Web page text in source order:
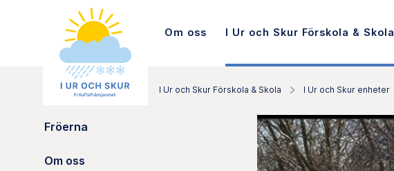
Om oss I Ur och Skur Förskola & Skola
I Ur och Skur Förskola & Skola I Ur och Skur enheter
Fröerna
Om oss